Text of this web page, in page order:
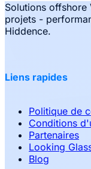
Solutions offshore
projets -
Hiddence.
Liens rapides
Politique de
Conditions
Partenaires
Looking
Blog